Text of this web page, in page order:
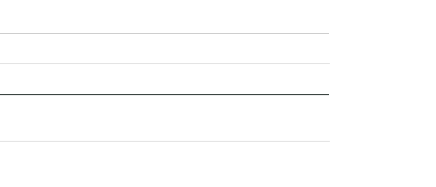
受験生の方